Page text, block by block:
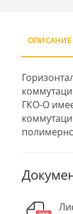
ОПИСАНИЕ
ГКО-О